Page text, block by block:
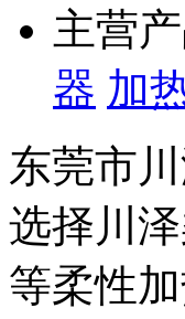
主营
器 加
东莞市
选择川
等柔性